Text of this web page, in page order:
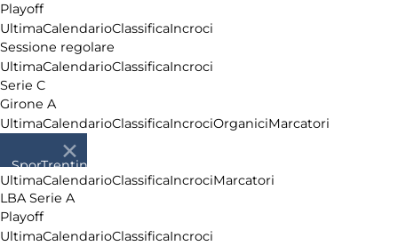
Playoff
UltimaCalendarioClassificaIncroci
Sessione regolare
UltimaCalendarioClassificaIncroci
Serie C
Girone A
UltimaCalendarioClassificaIncrociOrganiciMarcatori
Girone C
UltimaCalendarioClassificaIncrociMarcatori
LBA Serie A
Playoff
UltimaCalendarioClassificaIncroci
SporTrentino.it
Chi siamo
Affiliazione
Pubblicità